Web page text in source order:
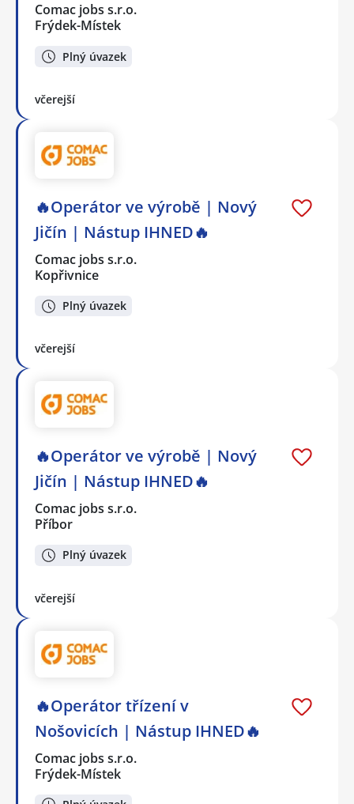
Comac jobs s.r.o.
Frýdek-Místek
Plný úvazek
včerejší
🔥Operátor ve výrobě | Nový
Jičín | Nástup IHNED🔥
Comac jobs s.r.o.
Kopřivnice
Plný úvazek
včerejší
🔥Operátor ve výrobě | Nový
Jičín | Nástup IHNED🔥
Comac jobs s.r.o.
Příbor
Plný úvazek
včerejší
🔥Operátor třízení v
Nošovicích | Nástup IHNED🔥
Comac jobs s.r.o.
Frýdek-Místek